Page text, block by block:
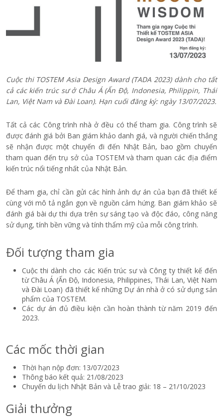
Cuộc thi TOSTEM Asia Design Award (TADA 2023) dành cho tất
cả các kiến trúc sư ở Châu Á (Ấn Độ, Indonesia, Philippin, Thái
Lan, Việt Nam và Đài Loan). Hạn cuối đăng ký: ngày 13/07/2023.
Tất cả các Công trình nhà ở đều có thể tham gia. Công trình sẽ
được đánh giá bởi Ban giám khảo danh giá, và người chiến thắng
sẽ nhận được một chuyến đi đến Nhật Bản, bao gồm chuyến
tham quan đến trụ sở của TOSTEM và tham quan các địa điểm
kiến trúc nổi tiếng nhất của Nhật Bản.
Để tham gia, chỉ cần gửi các hình ảnh dự án của bạn đã thiết kế
cùng với mô tả ngắn gọn về nguồn cảm hứng. Ban giám khảo sẽ
đánh giá bài dự thi dựa trên sự sáng tạo và độc đáo, công năng
sử dụng, tính bền vững và tính thẩm mỹ của mỗi công trình.
Đối tượng tham gia
Cuộc thi dành cho các Kiến trúc sư và Công ty thiết kế đến
từ Châu Á (Ấn Độ, Indonesia, Philippines, Thái Lan, Việt Nam
và Đài Loan) đã thiết kế những Dự án nhà ở có sử dụng sản
phẩm của TOSTEM.
Các dự án đủ điều kiện cần hoàn thành từ năm 2019 đến
2023.
Các mốc thời gian
Thời hạn nộp đơn: 13/07/2023
Thông báo kết quả: 21/08/2023
Chuyến du lịch Nhật Bản và Lễ trao giải: 18 – 21/10/2023
Giải thưởng